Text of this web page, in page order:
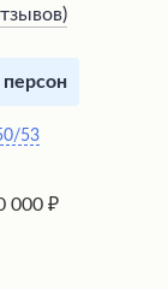
)
53
000 ₽